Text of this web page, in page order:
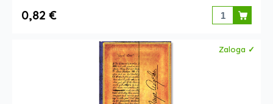
0,82 €
Zaloga ✓